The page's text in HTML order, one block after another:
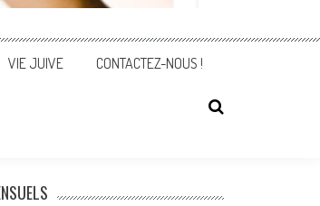
VIE JUIVE CONTACTEZ-NOUS !